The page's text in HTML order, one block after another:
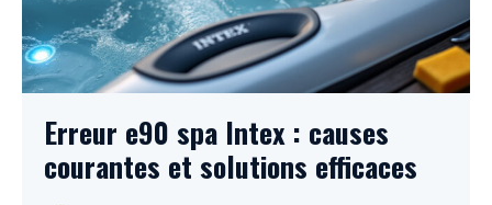
Erreur e90 spa Intex : causes
courantes et solutions efficaces